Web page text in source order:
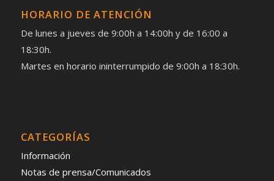
HORARIO DE ATENCIÓN
De lunes a jueves de 9:00h a 14:00h y de 16:00 a
18:30h.
Martes en horario ininterrumpido de 9:00h a 18:30h.
CATEGORÍAS
Información
Notas de prensa/Comunicados